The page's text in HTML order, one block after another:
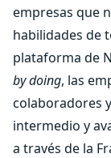
empresas que
habilidades de
plataforma de
by doing, las
colaboradores
intermedio y
a través de la